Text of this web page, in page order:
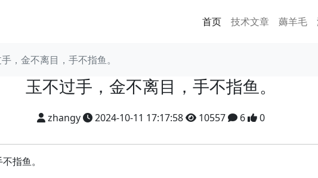
首页 技术文章 薅羊毛
，金不离目，手不指鱼。
玉不过手，金不离目，手不指鱼。
zhangy 2024-10-11 17:17:58 10557 6 0
指鱼。